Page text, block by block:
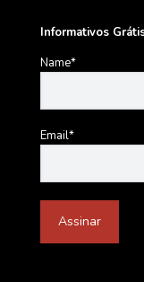
Informativos
Name*
Email*